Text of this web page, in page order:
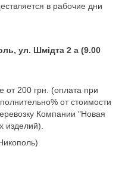
в рабочие дни
ул. Шмідта 2 а (9.00
от 200 грн. (оплата при
от стоимости
Компании "Новая
изделий).